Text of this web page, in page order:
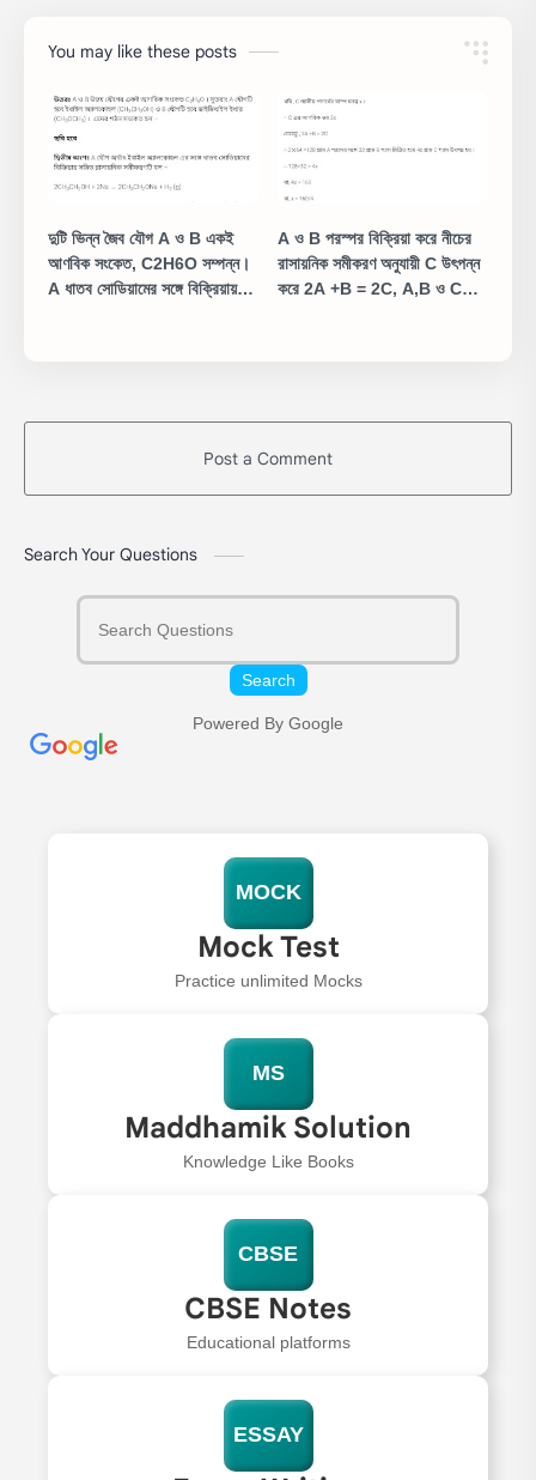
You may like these posts
দুটি ভিন্ন জৈব যৌগ A ও B একই
আণবিক সংকেত, C2H6O সম্পন্ন।
A ধাতব সোডিয়ামের সঙ্গে বিক্রিয়ায়
A ও B পরস্পর বিক্রিয়া করে নীচের
রাসায়নিক সমীকরণ অনুযায়ী C উৎপন্ন
করে 2A +B = 2C, A,B ও C
Post a Comment
Search Your Questions
Search
Powered By Google
MOCK
Mock Test
Practice unlimited Mocks
MS
Maddhamik Solution
Knowledge Like Books
CBSE
CBSE Notes
Educational platforms
ESSAY